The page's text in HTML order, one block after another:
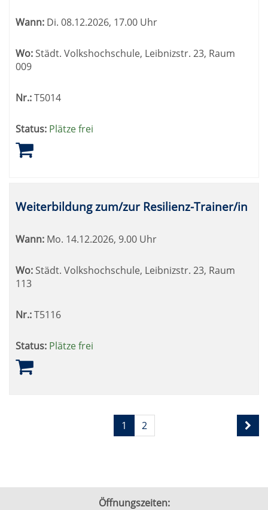
Wann: Di. 08.12.2026, 17.00 Uhr
Wo:Städt. Volkshochschule, Leibnizstr. 23, Raum
009
Nr.:T5014
Status: Plätze frei
Weiterbildung zum/zur Resilienz-Trainer/in
Wann: Mo. 14.12.2026, 9.00 Uhr
Wo: Städt. Volkshochschule, Leibnizstr. 23, Raum
113
Nr.:T5116
Status: Plätze frei
Seiten
blättern
1 2
Öffnungszeiten: